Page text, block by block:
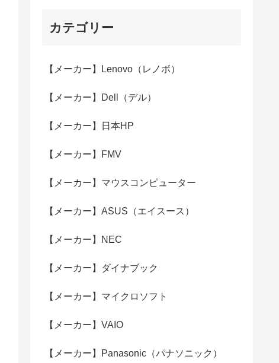
カテゴリー
【メーカー】Lenovo（レノボ）
【メーカー】Dell（デル）
【メーカー】日本HP
【メーカー】FMV
【メーカー】マウスコンピューター
【メーカー】ASUS（エイスース）
【メーカー】NEC
【メーカー】ダイナブック
【メーカー】マイクロソフト
【メーカー】VAIO
【メーカー】Panasonic（パナソニック）